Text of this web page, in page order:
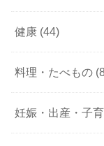
健康 (44)
料理・たべもの
妊娠・出産・子